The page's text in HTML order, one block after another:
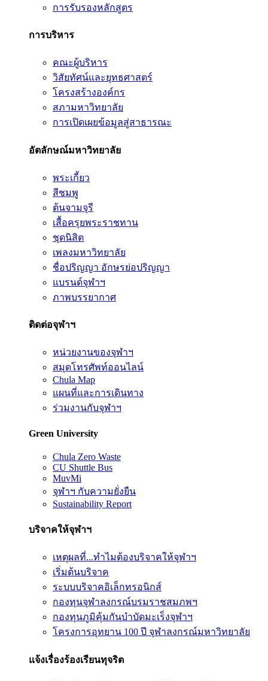
การรับรองหลักสูตร
การบริหาร
คณะผู้บริหาร
วิสัยทัศน์และยุทธศาสตร์
โครงสร้างองค์กร
สภามหาวิทยาลัย
การเปิดเผยข้อมูลสู่สาธารณะ
อัตลักษณ์มหาวิทยาลัย
พระเกี้ยว
สีชมพู
ต้นจามจุรี
เสื้อครุยพระราชทาน
ชุดนิสิต
เพลงมหาวิทยาลัย
ชื่อปริญญา อักษรย่อปริญญา
แบรนด์จุฬาฯ
ภาพบรรยากาศ
ติดต่อจุฬาฯ
หน่วยงานของจุฬาฯ
สมุดโทรศัพท์ออนไลน์
Chula Map
แผนที่และการเดินทาง
ร่วมงานกับจุฬาฯ
Green University
Chula Zero Waste
CU Shuttle Bus
MuvMi
จุฬาฯ กับความยั่งยืน
Sustainability Report
บริจาคให้จุฬาฯ
เหตุผลที่...ทำไมต้องบริจาคให้จุฬาฯ
เริ่มต้นบริจาค
ระบบบริจาคอิเล็กทรอนิกส์
กองทุนจุฬาลงกรณ์บรมราชสมภพฯ
กองทุนภูมิคุ้มกันบำบัดมะเร็งจุฬาฯ
โครงการอุทยาน 100 ปี จุฬาลงกรณ์มหาวิทยาลัย
แจ้งเรื่องร้องเรียนทุจริต